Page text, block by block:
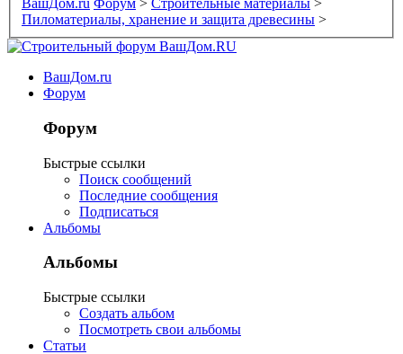
ВашДом.ru Форум > Строительные материалы >
Пиломатериалы, хранение и защита древесины >
ВашДом.ru
Форум
Форум
Быстрые ссылки
Поиск сообщений
Последние сообщения
Подписаться
Альбомы
Альбомы
Быстрые ссылки
Создать альбом
Посмотреть свои альбомы
Статьи